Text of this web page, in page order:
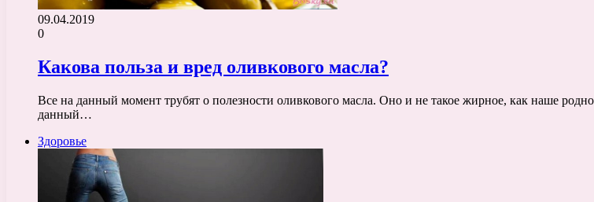
09.04.2019
0
Какова польза и вред оливкового масла?
Все на данный момент трубят о полезности оливкового масла. Оно и не такое жирное, как наше
данный…
Здоровье